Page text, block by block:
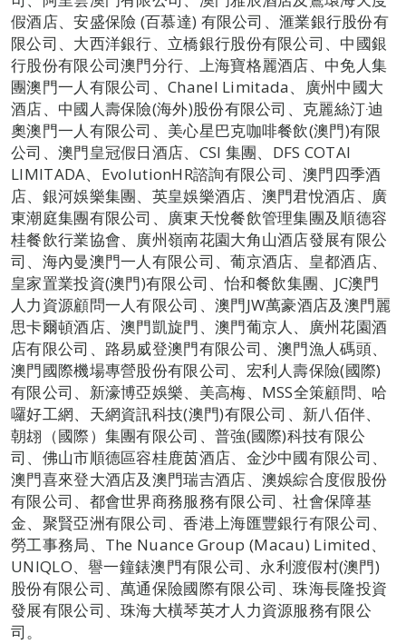
假酒店、安盛保險 (百慕達) 有限公司、滙業銀行股份有
限公司、大西洋銀行、立橋銀行股份有限公司、中國銀
行股份有限公司澳門分行、上海寶格麗酒店、中免人集
團澳門一人有限公司、Chanel Limitada、廣州中國大
酒店、中國人壽保險(海外)股份有限公司、克麗絲汀‧迪
奧澳門一人有限公司、美心星巴克咖啡餐飲(澳門)有限
公司、澳門皇冠假日酒店、CSI 集團、DFS COTAI
LIMITADA、EvolutionHR諮詢有限公司、澳門四季酒
店、銀河娛樂集團、英皇娛樂酒店、澳門君悅酒店、廣
東潮庭集團有限公司、廣東天悅餐飲管理集團及順德容
桂餐飲行業協會、廣州嶺南花園大角山酒店發展有限公
司、海內曼澳門一人有限公司、葡京酒店、皇都酒店、
皇家置業投資(澳門)有限公司、怡和餐飲集團、JC澳門
人力資源顧問一人有限公司、澳門JW萬豪酒店及澳門麗
思卡爾頓酒店、澳門凱旋門、澳門葡京人、廣州花園酒
店有限公司、路易威登澳門有限公司、澳門漁人碼頭、
澳門國際機場專營股份有限公司、宏利人壽保險(國際)
有限公司、新濠博亞娛樂、美高梅、MSS全策顧問、哈
囉好工網、天網資訊科技(澳門)有限公司、新八佰伴、
朝翃（國際）集團有限公司、普強(國際)科技有限公
司、佛山市順德區容桂鹿茵酒店、金沙中國有限公司、
澳門喜來登大酒店及澳門瑞吉酒店、澳娛綜合度假股份
有限公司、都會世界商務服務有限公司、社會保障基
金、聚賢亞洲有限公司、香港上海匯豐銀行有限公司、
勞工事務局、The Nuance Group (Macau) Limited、
UNIQLO、譽一鐘錶澳門有限公司、永利渡假村(澳門)
股份有限公司、萬通保險國際有限公司、珠海長隆投資
發展有限公司、珠海大橫琴英才人力資源服務有限公
司。